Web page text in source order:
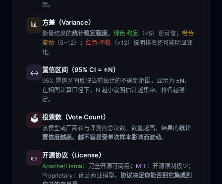
示。
📊 方差（Variance）
衡量结果的统计稳定程度。 绿色·稳定 （<5）更可信； 橙色·
波动 （5~12）； 红色·不稳 （>12）说明排名还可能明显变
化。
↔️ 置信区间（95% CI = ±N）
95% 置信区间反映当前估计的不确定范围，显示为 ±N。
在相同计算口径下，N 越小说明估计越集中、排名越稳
定。
🗳️ 投票数（Vote Count）
该模型或厂商参与评测的总次数。数量越高，结果的统计
置信度越高、越不容易受单次样本影响而波动。
📜 开源协议（License）
Apache/Llama ：完全开源可商用； MIT ：开源限制极少；
Proprietary ：闭源商业模型。 协议决定你能否把它集成到